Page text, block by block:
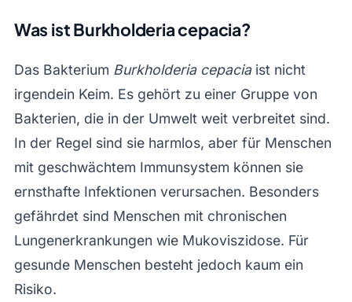
Was ist Burkholderia cepacia?
Das Bakterium Burkholderia cepaciaist nicht
irgendein Keim. Es gehört zu einer Gruppe von
Bakterien, die in der Umwelt weit verbreitet sind.
In der Regel sind sie harmlos, aber für Menschen
mit geschwächtem Immunsystem können sie
ernsthafte Infektionen verursachen. Besonders
gefährdet sind Menschen mit chronischen
Lungenerkrankungen wie Mukoviszidose. Für
gesunde Menschen besteht jedoch kaum ein
Risiko.